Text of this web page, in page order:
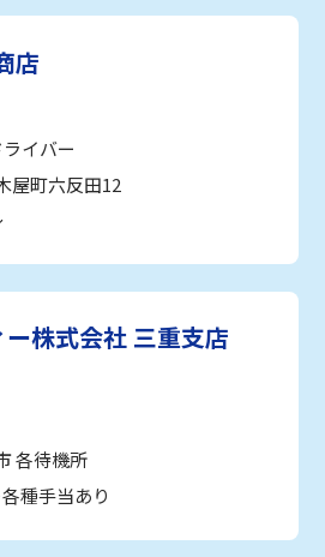
店
イバー
屋町六反田12
株式会社 三重支店
各待機所
種手当あり